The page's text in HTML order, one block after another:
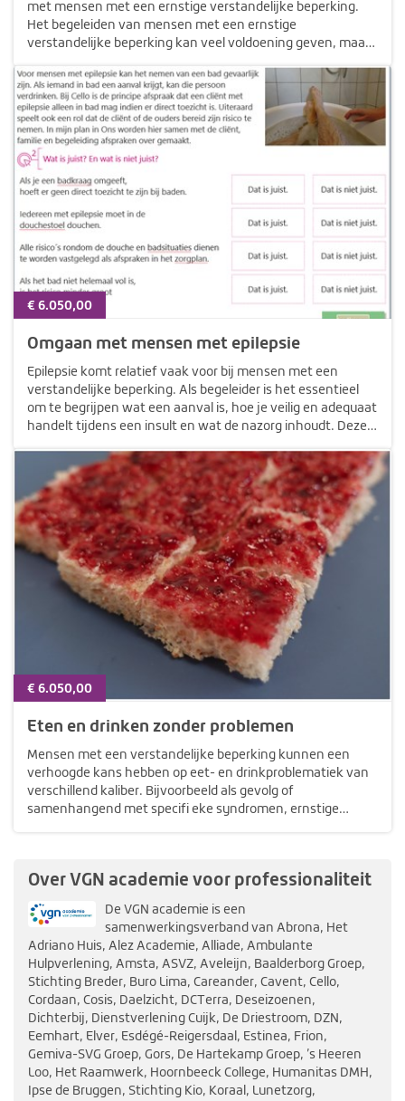
met mensen met een ernstige verstandelijke beperking.
Het begeleiden van mensen met een ernstige
verstandelijke beperking kan veel voldoening geven, maar
complex beeld van beperkingen, op…
€ 6.050,00
Omgaan met mensen met epilepsie
Epilepsie komt relatief vaak voor bij mensen met een
verstandelijke beperking. Als begeleider is het essentieel
om te begrijpen wat een aanval is, hoe je veilig en adequaat
handelt tijdens een insult en wat de nazorg inhoudt. Deze
herkennen van…
€ 6.050,00
Eten en drinken zonder problemen
Mensen met een verstandelijke beperking kunnen een
verhoogde kans hebben op eet- en drinkproblematiek van
verschillend kaliber. Bijvoorbeeld als gevolg of
samenhangend met specifi eke syndromen, ernstige
Over VGN academie voor professionaliteit
De VGN academie is een
samenwerkingsverband van Abrona, Het
Adriano Huis, Alez Academie, Alliade, Ambulante
Hulpverlening, Amsta, ASVZ, Aveleijn, Baalderborg Groep,
Stichting Breder, Buro Lima, Careander, Cavent, Cello,
Cordaan, Cosis, Daelzicht, DCTerra, Deseizoenen,
Dichterbij, Dienstverlening Cuijk, De Driestroom, DZN,
Eemhart, Elver, Esdégé-Reigersdaal, Estinea, Frion,
Gemiva-SVG Groep, Gors, De Hartekamp Groep, ’s Heeren
Loo, Het Raamwerk, Hoornbeeck College, Humanitas DMH,
Ipse de Bruggen, Stichting Kio, Koraal, Lunetzorg,